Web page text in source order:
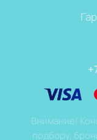
Внимание!
подбору,